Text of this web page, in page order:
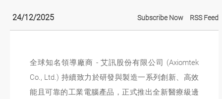
24/12/2025 Subscribe Now RSS Feed
全球知名領導廠商 - 艾訊股份有限公司 (Axiomtek
Co., Ltd.) 持續致力於研發與製造一系列創新、高效
能且可靠的工業電腦產品，正式推出全新醫療級邊